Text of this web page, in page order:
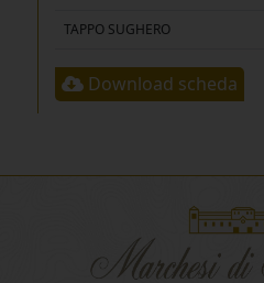
TAPPO SUGHERO
Download scheda